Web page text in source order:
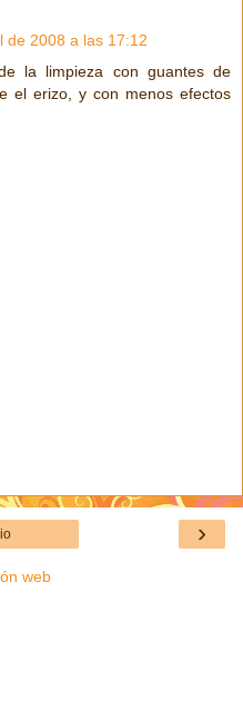
de 2008 a las 17:12
la limpieza con guantes de
el erizo, y con menos efectos
›
web